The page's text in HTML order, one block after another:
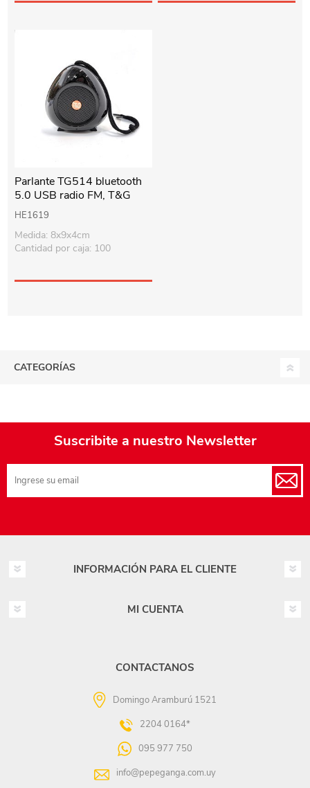
Parlante TG514 bluetooth
5.0 USB radio FM, T&G
varios colores, en caja
HE1619
Medida: 8x9x4cm
Cantidad por caja: 100
CATEGORÍAS
Suscribite a nuestro Newsletter
INFORMACIÓN PARA EL CLIENTE
MI CUENTA
CONTACTANOS
Domingo Aramburú 1521
2204 0164*
095 977 750
info@pepeganga.com.uy